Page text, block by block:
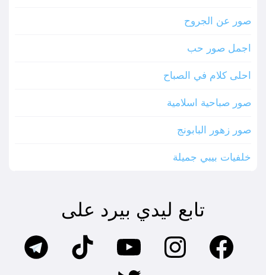
صور عن الجروح
اجمل صور حب
احلى كلام في الصباح
صور صباحية اسلامية
صور زهور البابونج
خلفيات بيبي جميلة
تابع ليدي بيرد على